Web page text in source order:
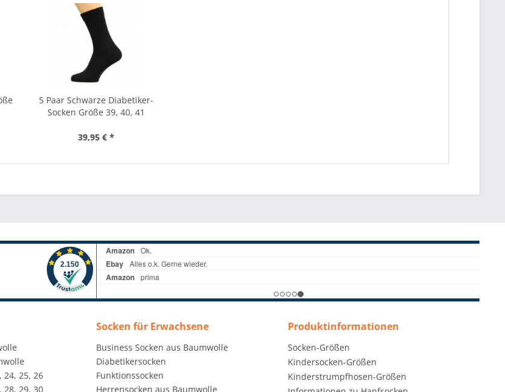
5 Paar Schwarze Diabetiker-
Socken Größe 39, 40, 41
39,95 € *
24, 25, 26
28, 29, 30
Socken für Erwachsene
Business Socken aus Baumwolle
Diabetikersocken
Funktionssocken
Herrensocken aus Baumwolle
Produktinformationen
Socken-Größen
Kindersocken-Größen
Kinderstrumpfhosen-Größen